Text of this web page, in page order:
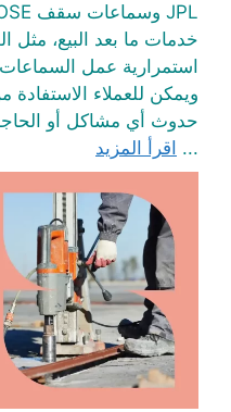
خدمات ما بعد البيع، مثل
استمرارية عمل
ويمكن للعملاء
حدوث أي مشاكل أو
... اقرأ المزيد